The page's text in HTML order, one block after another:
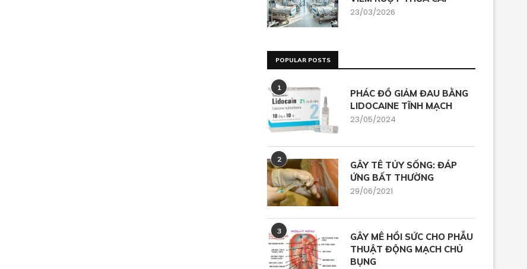
23/03/2026
POPULAR POSTS
1
PHÁC ĐỒ GIẢM ĐAU BẰNG
LIDOCAINE TĨNH MẠCH
23/05/2024
2
GÂY TÊ TỦY SỐNG: ĐÁP
ỨNG BẤT THƯỜNG
29/06/2021
3
GÂY MÊ HỒI SỨC CHO PHẪU
THUẬT ĐỘNG MẠCH CHỦ
BỤNG